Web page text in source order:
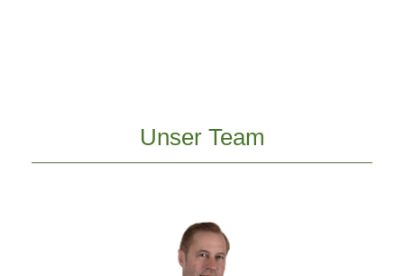
Unser Team